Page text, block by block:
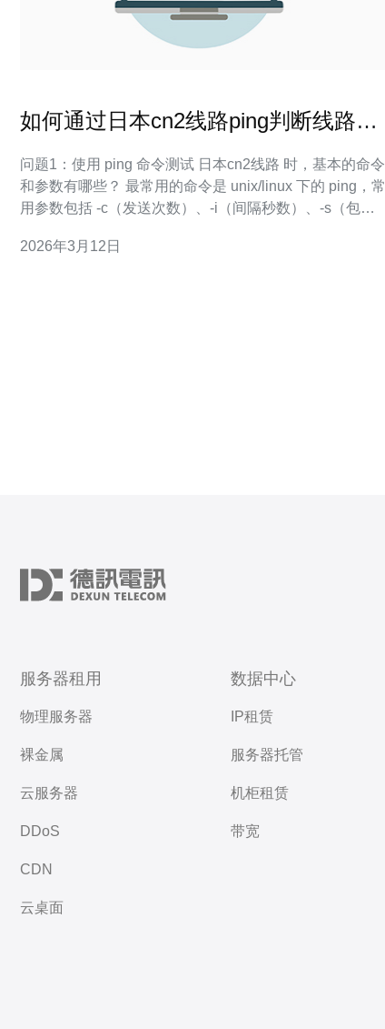
如何通过日本cn2线路ping判断线路质
问题1：使用 ping 命令测试 日本cn2线路 时，基本的命令
和参数有哪些？ 最常用的命令是 unix/linux 下的 ping，常
用参数包括 -c（发送次数）、-i（间隔秒数）、-s（包大
下使用 ping -n 100 -l 64 目标IP。 针对 日
2026年3月12日
服务器租用
物理服务器
裸金属
云服务器
DDoS
CDN
云桌面
数据中心
IP租赁
服务器托管
机柜租赁
带宽